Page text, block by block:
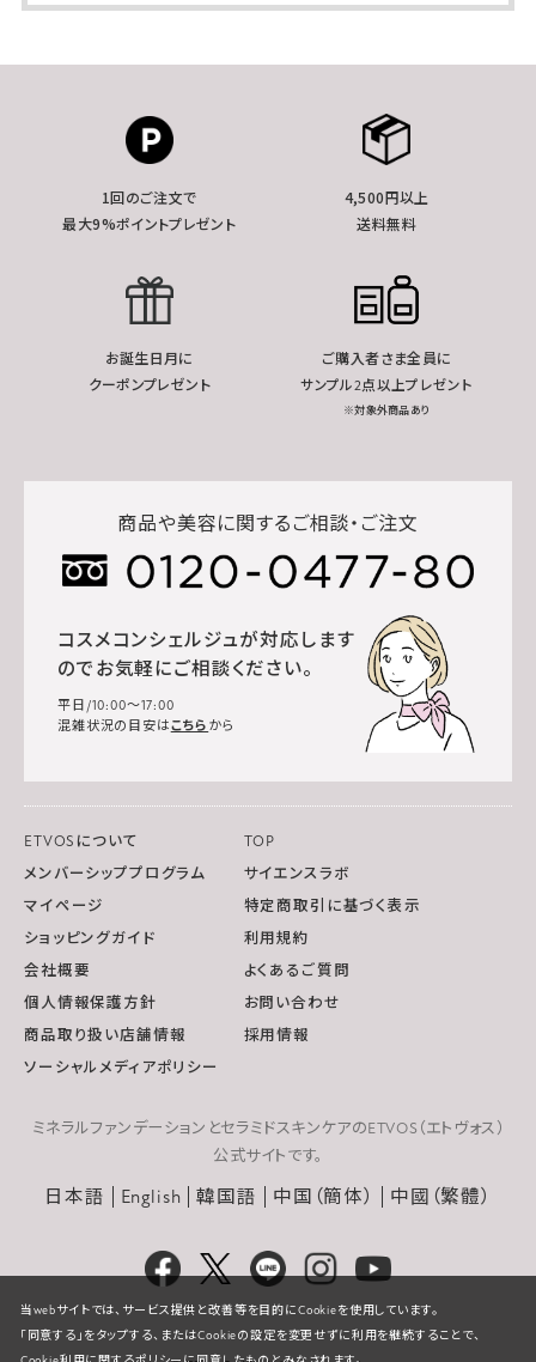
1回のご注文で
最大9%ポイントプレゼント
4,500円以上
送料無料
お誕生日月に
クーポンプレゼント
ご購入者さま全員に
サンプル2点以上プレゼント
※対象外商品あり
商品や美容に関するご相談・ご注文
コスメコンシェルジュが対応します
のでお気軽にご相談ください。
平日/10:00～17:00
混雑状況の目安はこちら から
ETVOSについて
TOP
メンバーシッププログラム
サイエンスラボ
マイページ
特定商取引に基づく表示
ショッピングガイド
利用規約
会社概要
よくあるご質問
個人情報保護方針
お問い合わせ
商品取り扱い店舗情報
採用情報
ソーシャルメディアポリシー
ミネラルファンデーションとセラミドスキンケアのETVOS（エトヴォス）
公式サイトです。
日本語 English 韓国語 中国（簡体） 中國（繁體）
当webサイトでは、サービス提供と改善等を目的にCookieを使用しています。
「同意する」をタップする、またはCookieの設定を変更せずに利用を継続することで、